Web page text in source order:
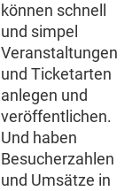
können schnell
und simpel
Veranstaltungen
und Ticketarten
anlegen und
veröffentlichen.
Und haben
Besucherzahlen
und Umsätze in